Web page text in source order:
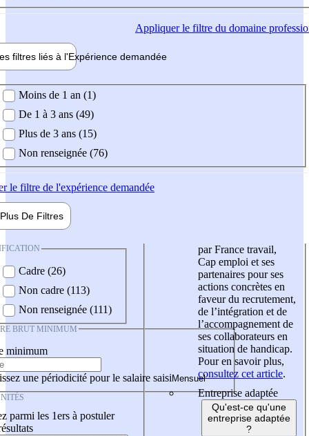
Appliquerle filtre du domaine
filtres liés à l'Expérience demandée
demandée
Moins de 1 an (1)
De 1 à 3 ans (49)
Plus de 3 ans (15)
Non renseignée (76)
le filtre de l'expérience demandée
Plus De Filtres
Cadre (26)
Non cadre (113)
Non renseignée (111)
BRUT MINIMUM
minimum
une périodicité pour le salaire saisi
parmi les 1ers à postuler
par France travail,
Cap emploi et ses
partenaires pour ses
actions concrètes en
faveur du recrutement,
de l’intégration et de
l’accompagnement de
ses collaborateurs en
situation de handicap.
Pour en savoir plus,
consultez cet article.
Entreprise adaptée
Qu'est-ce qu'une
entreprise adaptée
?